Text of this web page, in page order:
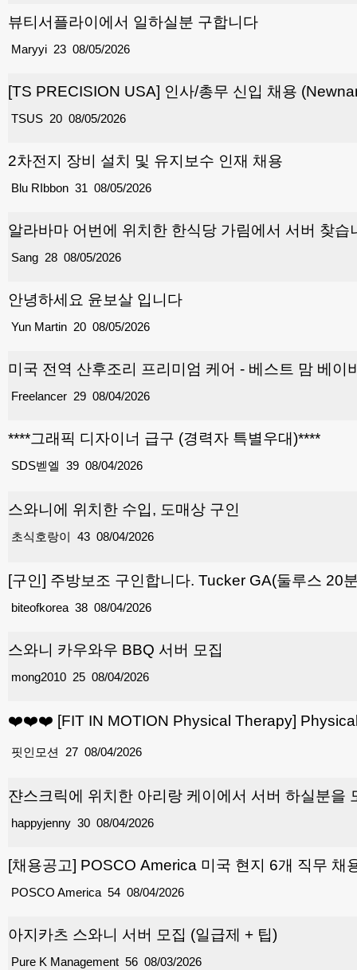
뷰티서플라이에서 일하실분 구합니다
23
Maryyi 08/05/2026
[TS PRECISION USA] 인사/총무 신입 채용
20
TSUS 08/05/2026
2차전지 장비 설치 및 유지보수 인재 채용
31
Blu RIbbon 08/05/2026
알라바마 어번에 위치한 한식당 가림에서 서버 찾습
28
Sang 08/05/2026
안녕하세요 윤보살 입니다
20
Yun Martin 08/05/2026
미국 전역 산후조리 프리미엄 케어 - 베스트 맘 베이
29
Freelancer 08/04/2026
****그래픽 디자이너 급구 (경력자 특별우대)****
39
SDS벧엘 08/04/2026
스와니에 위치한 수입, 도매상 구인
43
초식호랑이 08/04/2026
[구인] 주방보조 구인합니다. Tucker GA(둘루스 20
38
biteofkorea 08/04/2026
스와니 카우와우 BBQ 서버 모집
25
mong2010 08/04/2026
❤️❤️❤️ [FIT IN MOTION Physical Therapy]
27
핏인모션 08/04/2026
쟌스크릭에 위치한 아리랑 케이에서 서버 하실분을
30
happyjenny 08/04/2026
[채용공고] POSCO America 미국 현지 6개 직무 채
54
POSCO America 08/04/2026
아지카츠 스와니 서버 모집 (일급제 + 팁)
56
Pure K Management 08/03/2026